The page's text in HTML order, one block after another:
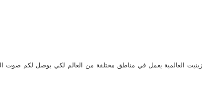
العالمية يعمل في مناطق مختلفة من العالم لكي يوصل لكم صوت